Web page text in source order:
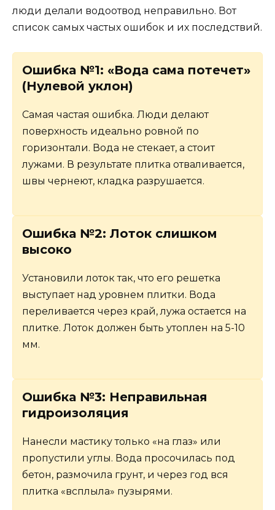
люди делали водоотвод неправильно. Вот
список самых частых ошибок и их последствий.
Ошибка №1: «Вода сама потечет»
(Нулевой уклон)
Самая частая ошибка. Люди делают
поверхность идеально ровной по
горизонтали. Вода не стекает, а стоит
лужами. В результате плитка отваливается,
швы чернеют, кладка разрушается.
Ошибка №2: Лоток слишком
высоко
Установили лоток так, что его решетка
выступает над уровнем плитки. Вода
переливается через край, лужа остается на
плитке. Лоток должен быть утоплен на 5-10
мм.
Ошибка №3: Неправильная
гидроизоляция
Нанесли мастику только «на глаз» или
пропустили углы. Вода просочилась под
бетон, размочила грунт, и через год вся
плитка «всплыла» пузырями.